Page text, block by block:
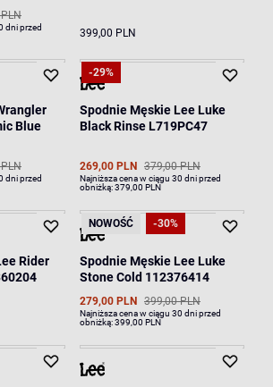
dni przed
399,00 PLN
Blue
dni przed
-29%
Spodnie Męskie Lee Luke
Black Rinse L719PC47
269,00 PLN 379,00 PLN
Najniższa cena w ciągu 30 dni przed
obniżką:379,00 PLN
Rider
NOWOŚĆ -30%
Spodnie Męskie Lee Luke
Stone Cold 112376414
279,00 PLN 399,00 PLN
Najniższa cena w ciągu 30 dni przed
obniżką:399,00 PLN